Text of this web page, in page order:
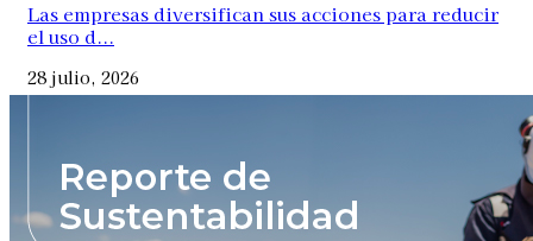
Las empresas diversifican sus acciones para reducir
el uso d...
28 julio, 2026